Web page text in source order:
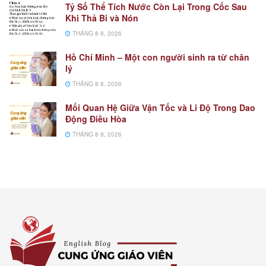
Tỷ Số Thể Tích Nước Còn Lại Trong Cốc Sau
Khi Thả Bi và Nón
THÁNG 8 8, 2026
Hồ Chí Minh – Một con người sinh ra từ chân
lý
THÁNG 8 8, 2026
Mối Quan Hệ Giữa Vận Tốc và Li Độ Trong Dao
Động Điều Hòa
THÁNG 8 8, 2026